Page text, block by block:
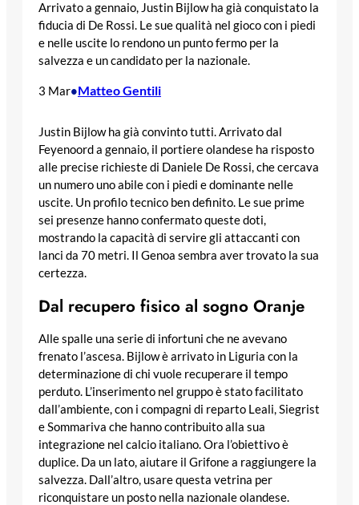
Arrivato a gennaio, Justin Bijlow ha già conquistato la
fiducia di De Rossi. Le sue qualità nel gioco con i piedi
e nelle uscite lo rendono un punto fermo per la
salvezza e un candidato per la nazionale.
3 Mar•Matteo Gentili
Justin Bijlow ha già convinto tutti. Arrivato dal
Feyenoord a gennaio, il portiere olandese ha risposto
alle precise richieste di Daniele De Rossi, che cercava
un numero uno abile con i piedi e dominante nelle
uscite. Un profilo tecnico ben definito. Le sue prime
sei presenze hanno confermato queste doti,
mostrando la capacità di servire gli attaccanti con
lanci da 70 metri. Il Genoa sembra aver trovato la sua
certezza.
Dal recupero fisico al sogno Oranje
Alle spalle una serie di infortuni che ne avevano
frenato l’ascesa. Bijlow è arrivato in Liguria con la
determinazione di chi vuole recuperare il tempo
perduto. L’inserimento nel gruppo è stato facilitato
dall’ambiente, con i compagni di reparto Leali, Siegrist
e Sommariva che hanno contribuito alla sua
integrazione nel calcio italiano. Ora l’obiettivo è
duplice. Da un lato, aiutare il Grifone a raggiungere la
salvezza. Dall’altro, usare questa vetrina per
riconquistare un posto nella nazionale olandese.